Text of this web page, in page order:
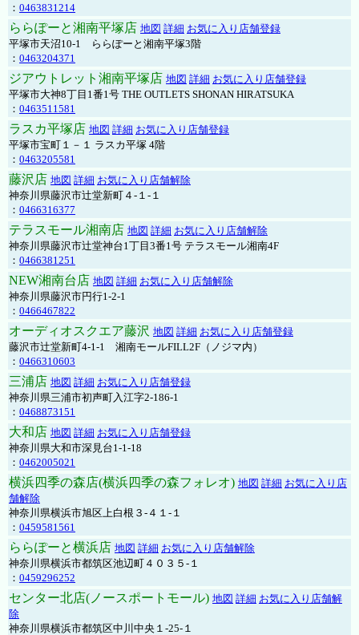
： 0463831214
ららぽーと湘南平塚店 地図 詳細 お気に入り店舗登録
平塚市天沼10-1 ららぽーと湘南平塚3階
： 0463204371
ジアウトレット湘南平塚店 地図 詳細 お気に入り店舗登録
平塚市大神8丁目1番1号 THE OUTLETS SHONAN HIRATSUKA
： 0463511581
ラスカ平塚店 地図 詳細 お気に入り店舗登録
平塚市宝町１－１ ラスカ平塚 4階
： 0463205581
藤沢店 地図 詳細 お気に入り店舗解除
神奈川県藤沢市辻堂新町４-１-１
： 0466316377
テラスモール湘南店 地図 詳細 お気に入り店舗解除
神奈川県藤沢市辻堂神台1丁目3番1号 テラスモール湘南4F
： 0466381251
NEW湘南台店 地図 詳細 お気に入り店舗解除
神奈川県藤沢市円行1-2-1
： 0466467822
オーディオスクエア藤沢 地図 詳細 お気に入り店舗登録
藤沢市辻堂新町4-1-1 湘南モールFILL2F（ノジマ内）
： 0466310603
三浦店 地図 詳細 お気に入り店舗登録
神奈川県三浦市初声町入江字2-186-1
： 0468873151
大和店 地図 詳細 お気に入り店舗登録
神奈川県大和市深見台1-1-18
： 0462005021
横浜四季の森店(横浜四季の森フォレオ) 地図 詳細 お気に入り店
舗解除
神奈川県横浜市旭区上白根３-４１-１
： 0459581561
ららぽーと横浜店 地図 詳細 お気に入り店舗解除
神奈川県横浜市都筑区池辺町４０３５-１
： 0459296252
センター北店(ノースポートモール) 地図 詳細 お気に入り店舗解
除
神奈川県横浜市都筑区中川中央１-25-１